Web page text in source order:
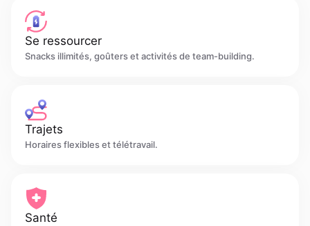
Se ressourcer
Snacks illimités, goûters et activités de team-building.
Trajets
Horaires flexibles et télétravail.
Santé